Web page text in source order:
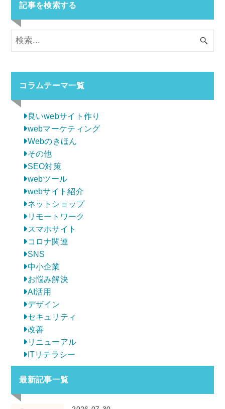
記事を検索する
コラムテーマ一覧
良いwebサイト作り
webマーケティング
Webのきほん
その他
SEO対策
webツール
webサイト紹介
ネットショップ
リモートワーク
スマホサイト
コロナ関連
SNS
中小企業
お悩み解決
AI活用
デザイン
セキュリティ
改善
リニューアル
ITリテラシー
最新記事一覧